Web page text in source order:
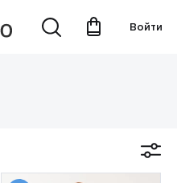
Войти